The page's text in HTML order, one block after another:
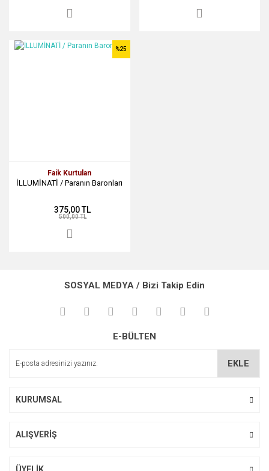
Faik Kurtulan
İLLUMİNATİ / Paranın Baronları
%25
375,00 TL
500,00 TL
SOSYAL MEDYA / Bizi Takip Edin
E-BÜLTEN
EKLE
KURUMSAL
ALIŞVERİŞ